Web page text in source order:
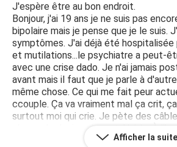
J'espère être au bon endroit.
Bonjour, j'ai 19 ans je ne suis pas
bipolaire mais je pense que je le suis.
symptômes. J'ai déjà été hospitalisée
et mutilations...le psychiatre a peut-
avec une crise dado. Je n'ai jamais
avant mais il faut que je parle à
même chose. Ce qui me fait peur
ccouple. Ça va vraiment mal ça crit,
surtout moi qui crie. Je pète des
chose. Je deviens incontrôlable. À
n'arrive plus à voir si le problème vient
Afficher la suite